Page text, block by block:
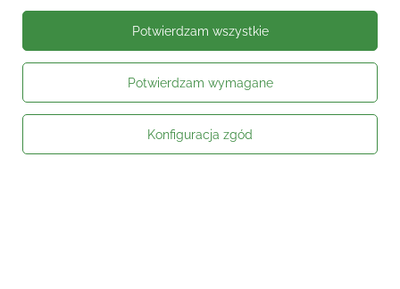
Status zamówienia
Kontakt
Potwierdzam wymagane
Konfiguracja zgód
Potwierdzam wszystkie